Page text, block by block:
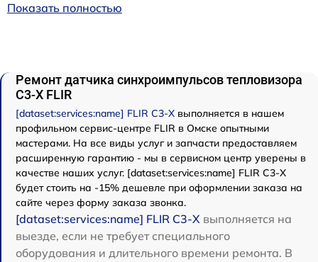
Показать полностью
Ремонт датчика синхроимпульсов тепловизора
С3-Х FLIR
[dataset:services:name] FLIR С3-Х выполняется в нашем
профильном сервис-центре FLIR в Омске опытными
мастерами. На все виды услуг и запчасти предоставляем
расширенную гарантию - мы в сервисном центр уверены в
качестве наших услуг. [dataset:services:name] FLIR С3-Х
будет стоить на -15% дешевле при оформлении заказа на
сайте через форму заказа звонка.
[dataset:services:name] FLIR С3-Х выполняется на
выезде, если не требует специального
оборудования и длительного времени ремонта. В